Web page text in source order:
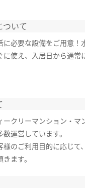
いて
に必要な設備をご用意！
に使え、入居日から通常
ークリーマンション・マ
数運営しています。
様のご利用目的に応じて
きます。